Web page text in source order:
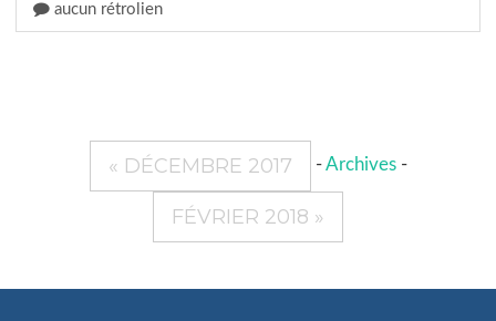
aucun rétrolien
« DÉCEMBRE 2017 -Archives-
FÉVRIER 2018 »